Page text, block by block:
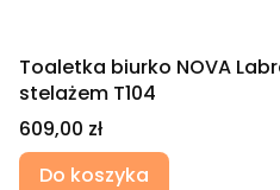
Toaletka biurko NOVA
stelażem T104
Cena
609,00 zł
Do koszyka